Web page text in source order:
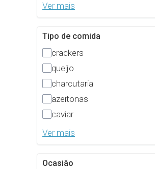
Ver mais
Tipo de comida
crackers
queijo
charcutaria
azeitonas
caviar
Ver mais
Ocasião